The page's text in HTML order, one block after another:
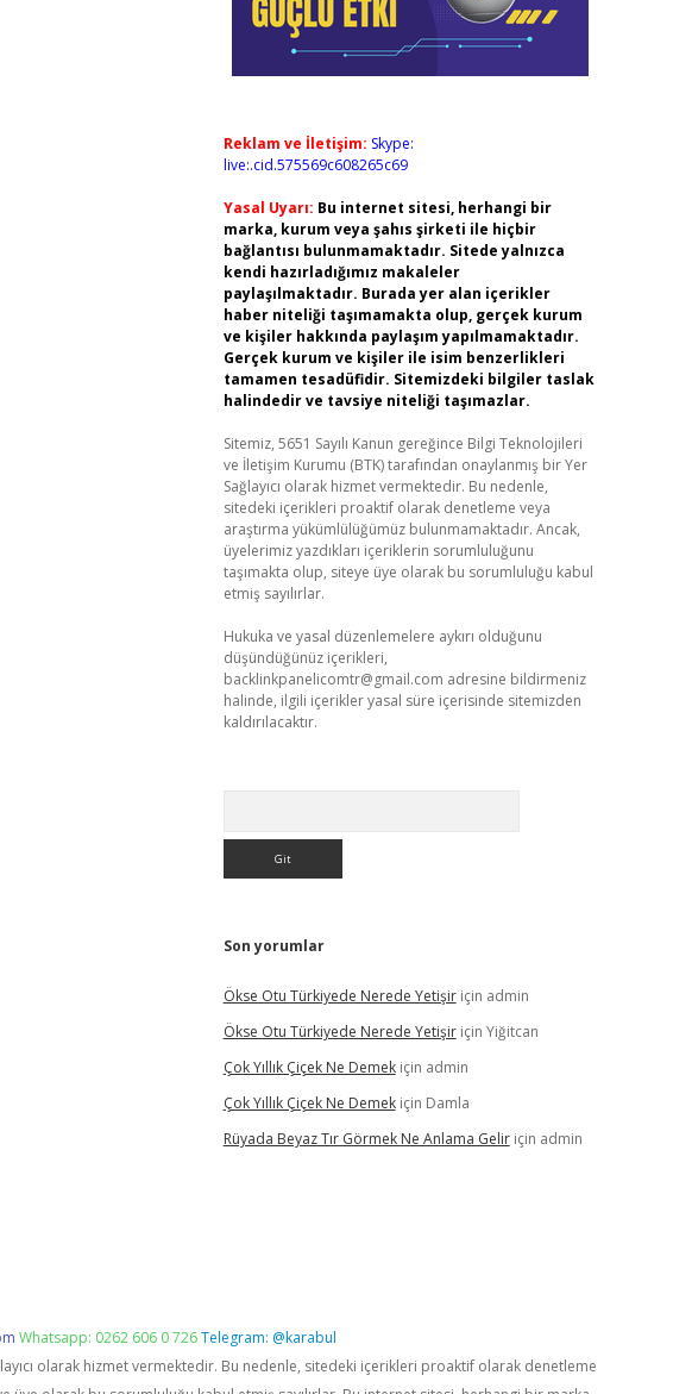
Reklam ve İletişim: Skype:
live:.cid.575569c608265c69
Yasal Uyarı: Bu internet sitesi, herhangi bir
marka, kurum veya şahıs şirketi ile hiçbir
bağlantısı bulunmamaktadır. Sitede yalnızca
kendi hazırladığımız makaleler
paylaşılmaktadır. Burada yer alan içerikler
haber niteliği taşımamakta olup, gerçek kurum
ve kişiler hakkında paylaşım yapılmamaktadır.
Gerçek kurum ve kişiler ile isim benzerlikleri
tamamen tesadüfidir. Sitemizdeki bilgiler taslak
halindedir ve tavsiye niteliği taşımazlar.
Sitemiz, 5651 Sayılı Kanun gereğince Bilgi Teknolojileri
ve İletişim Kurumu (BTK) tarafından onaylanmış bir Yer
Sağlayıcı olarak hizmet vermektedir. Bu nedenle,
sitedeki içerikleri proaktif olarak denetleme veya
araştırma yükümlülüğümüz bulunmamaktadır. Ancak,
üyelerimiz yazdıkları içeriklerin sorumluluğunu
taşımakta olup, siteye üye olarak bu sorumluluğu kabul
etmiş sayılırlar.
Hukuka ve yasal düzenlemelere aykırı olduğunu
düşündüğünüz içerikleri,
backlinkpanelicomtr@gmail.com adresine bildirmeniz
halinde, ilgili içerikler yasal süre içerisinde sitemizden
kaldırılacaktır.
Son yorumlar
Ökse Otu Türkiyede Nerede Yetişiriçin admin
Ökse Otu Türkiyede Nerede Yetişiriçin Yiğitcan
Çok Yıllık Çiçek Ne Demekiçin admin
Çok Yıllık Çiçek Ne Demekiçin Damla
Rüyada Beyaz Tır Görmek Ne Anlama Geliriçin admin
Whatsapp: 0262 606 0 726Telegram: @karabul
olarak hizmet vermektedir. Bu nedenle, sitedeki içerikleri proaktif olarak denetleme